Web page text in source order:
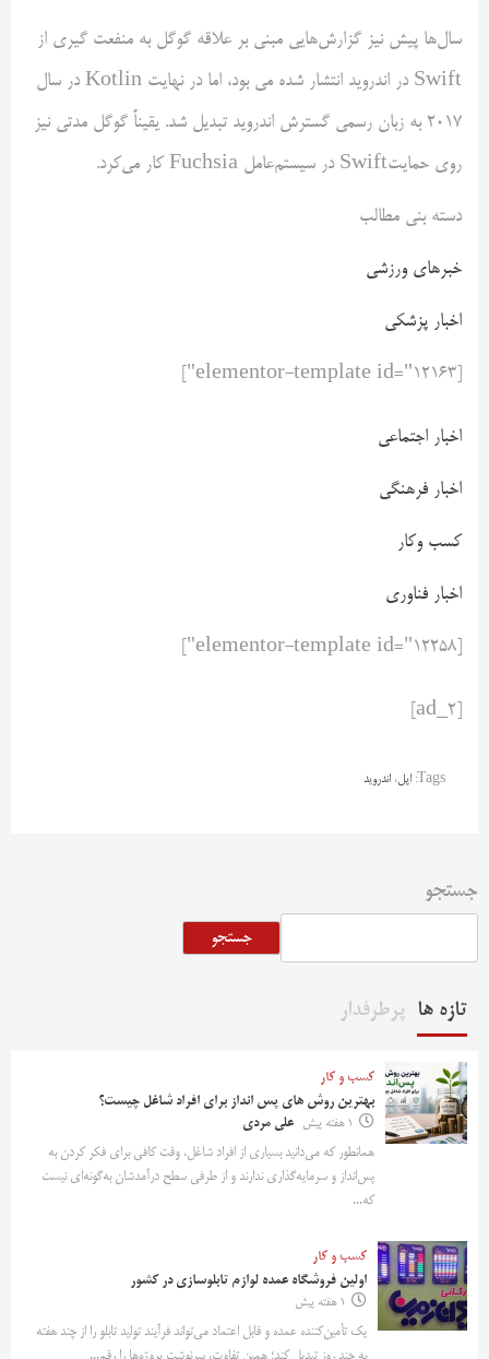
سال‌ها پیش نیز گزارش‌هایی مبنی بر علاقه گوگل به منفعت گیری از
Swift در اندروید انتشار شده می بود، اما در نهایت Kotlin در سال
2017 به زبان رسمی گسترش اندروید تبدیل شد. یقیناً گوگل مدتی نیز
روی حمایتSwift در سیستم‌عامل Fuchsia کار می‌کرد.
دسته بنی مطالب
خبرهای ورزشی
اخبار پزشکی
اخبار اجتماعی
اخبار فرهنگی
کسب وکار
اخبار فناوری
Tags: اپل، اندروید
جستجو
جستجو
تازه ها پرطرفدار
کسب و کار
بهترین روش‌ های پس‌ انداز برای افراد شاغل چیست؟
1 هفته پیش
علی مردی
همانطور که می‌دانید بسیاری از افراد شاغل، وقت کافی برای فکر کردن به
پس‌انداز و سرمایه‌گذاری ندارند و از طرفی سطح درآمدشان به‌گونه‌ای نیست
که...
کسب و کار
اولین فروشگاه عمده لوازم تابلوسازی در کشور
1 هفته پیش
یک تأمین‌کننده عمده و قابل اعتماد می‌تواند فرآیند تولید تابلو را از چند هفته